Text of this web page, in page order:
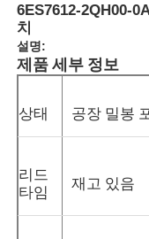
6ES7612-2QH00-
치
설명:
제품 세부 정보
상태 공장 밀봉
리드
타임
재고 있음